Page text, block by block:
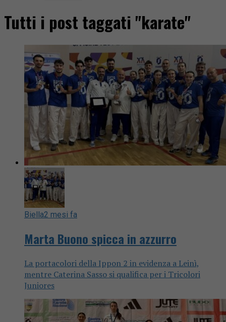
Tutti i post taggati "karate"
Biella2 mesi fa
Marta Buono spicca in azzurro
La portacolori della Ippon 2 in evidenza a Leinì,
mentre Caterina Sasso si qualifica per i Tricolori
Juniores